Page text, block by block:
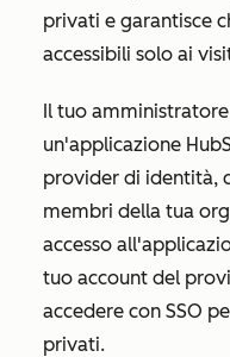
privati e garantisce
accessibili solo ai
Il tuo
un'applicazione
provider di identità,
membri della tua
accesso
tuo account del
accedere con SSO
privati.